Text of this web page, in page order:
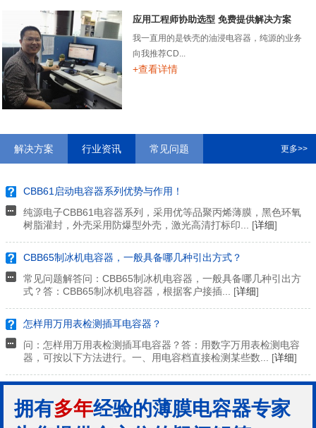
应用工程师协助选型 免费提供解决方案
我一直用的是铁壳的油浸电容器，纯源的业务
向我推荐CD...
+查看详情
解决方案 行业资讯 常见问题 更多>>
CBB61启动电容器系列优势与作用！
纯源电子CBB61电容器系列，采用优等品聚丙烯薄膜，黑色环氧
树脂灌封，外壳采用防爆型外壳，激光高清打标印... [详细]
CBB65制冰机电容器，一般具备哪几种引出方式？
常见问题解答问：CBB65制冰机电容器，一般具备哪几种引出方
式？答：CBB65制冰机电容器，根据客户接插... [详细]
怎样用万用表检测插耳电容器？
问：怎样用万用表检测插耳电容器？答：用数字万用表检测电容
器，可按以下方法进行。一、用电容档直接检测某些数... [详细]
拥有多年经验的薄膜电容器专家